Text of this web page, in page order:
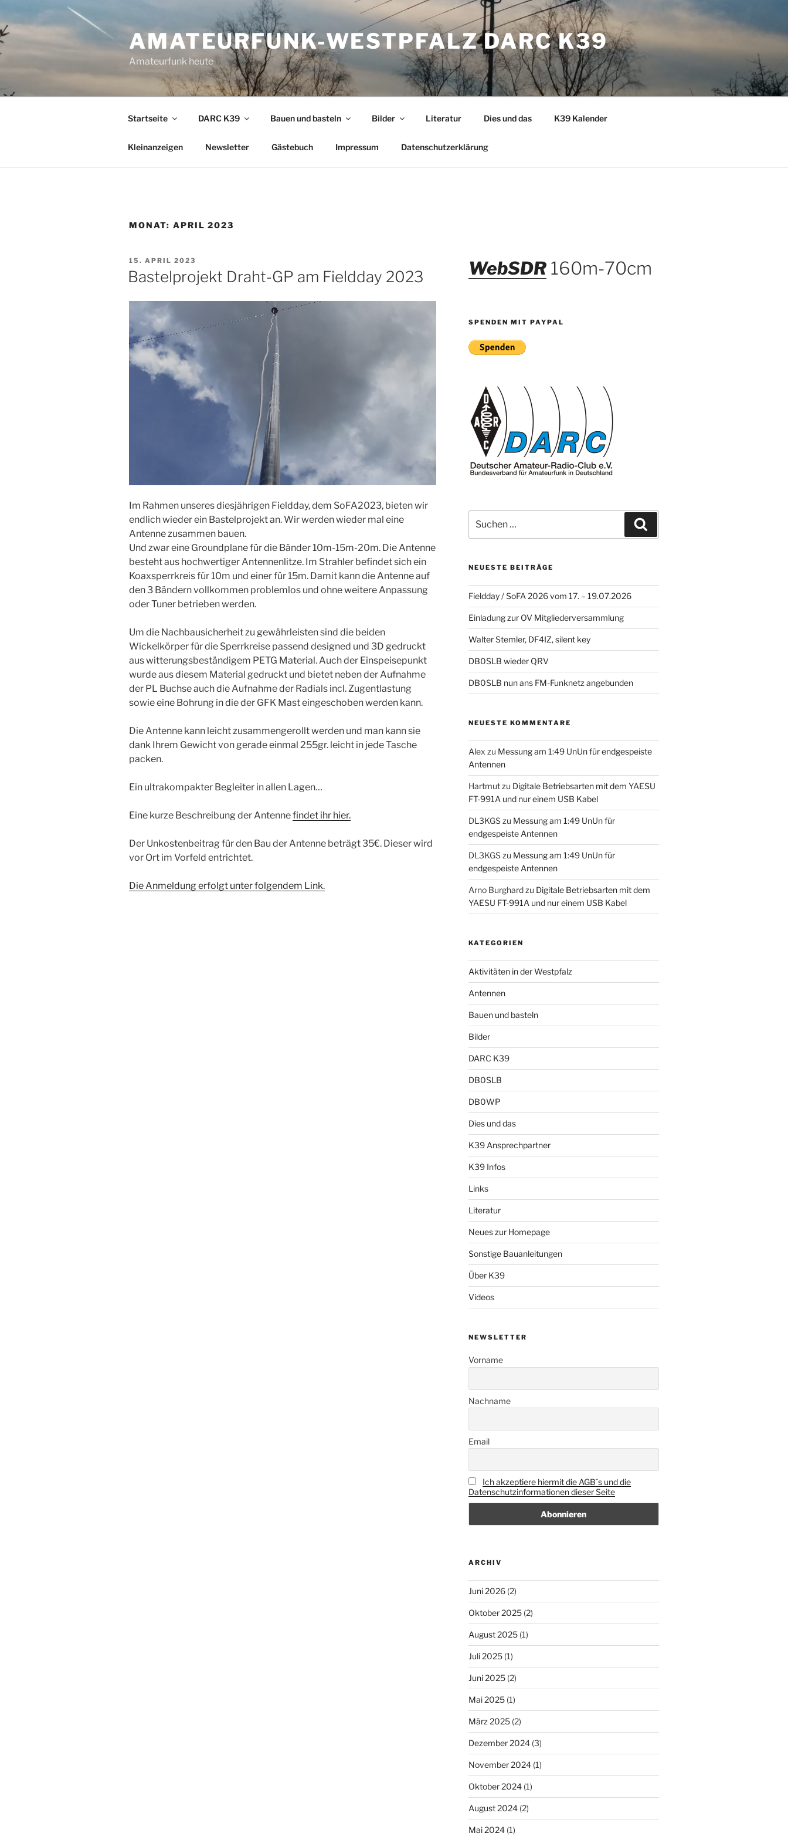
Inhalt
springen
AMATEURFUNK-WESTPFALZ DARC K39
Amateurfunk heute
Startseite DARC K39 Bauen und basteln Bilder Literatur Dies und das K39 Kalender
Kleinanzeigen Newsletter Gästebuch Impressum Datenschutzerklärung
MONAT: APRIL 2023
VERÖFFENTLICHT
AM
15. APRIL 2023
Bastelprojekt Draht-GP am Fieldday 2023
Im Rahmen unseres diesjährigen Fieldday, dem SoFA2023, bieten wir
endlich wieder ein Bastelprojekt an. Wir werden wieder mal eine
Antenne zusammen bauen.
Und zwar eine Groundplane für die Bänder 10m-15m-20m. Die Antenne
besteht aus hochwertiger Antennenlitze. Im Strahler befindet sich ein
Koaxsperrkreis für 10m und einer für 15m. Damit kann die Antenne auf
den 3 Bändern vollkommen problemlos und ohne weitere Anpassung
oder Tuner betrieben werden.
Um die Nachbausicherheit zu gewährleisten sind die beiden
Wickelkörper für die Sperrkreise passend designed und 3D gedruckt
aus witterungsbeständigem PETG Material. Auch der Einspeisepunkt
wurde aus diesem Material gedruckt und bietet neben der Aufnahme
der PL Buchse auch die Aufnahme der Radials incl. Zugentlastung
sowie eine Bohrung in die der GFK Mast eingeschoben werden kann.
Die Antenne kann leicht zusammengerollt werden und man kann sie
dank Ihrem Gewicht von gerade einmal 255gr. leicht in jede Tasche
packen.
Ein ultrakompakter Begleiter in allen Lagen…
Eine kurze Beschreibung der Antennefindet ihr hier.
Der Unkostenbeitrag für den Bau der Antenne beträgt 35€. Dieser wird
vor Ort im Vorfeld entrichtet.
Die Anmeldung erfolgt unter folgendem Link.
WebSDR160m-70cm
SPENDEN MIT PAYPAL
nach:
NEUESTE BEITRÄGE
Fieldday / SoFA 2026 vom 17. – 19.07.2026
Einladung zur OV Mitgliederversammlung
Walter Stemler, DF4IZ, silent key
DB0SLB wieder QRV
DB0SLB nun ans FM-Funknetz angebunden
NEUESTE KOMMENTARE
Alex zu Messung am 1:49 UnUn für endgespeiste
Antennen
Hartmutzu Digitale Betriebsarten mit dem YAESU
FT-991A und nur einem USB Kabel
DL3KGSzu Messung am 1:49 UnUn für
endgespeiste Antennen
DL3KGSzu Messung am 1:49 UnUn für
endgespeiste Antennen
Arno Burghardzu Digitale Betriebsarten mit dem
YAESU FT-991A und nur einem USB Kabel
KATEGORIEN
Aktivitäten in der Westpfalz
Antennen
Bauen und basteln
Bilder
DARC K39
DB0SLB
DB0WP
Dies und das
K39 Ansprechpartner
K39 Infos
Links
Literatur
Neues zur Homepage
Sonstige Bauanleitungen
Über K39
Videos
NEWSLETTER
Vorname
Nachname
Email
Ich akzeptiere hiermit die AGB´s und die
Datenschutzinformationen dieser Seite
ARCHIV
Juni 2026(2)
Oktober 2025(2)
August 2025(1)
Juli 2025(1)
Juni 2025(2)
Mai 2025(1)
März 2025(2)
Dezember 2024(3)
November 2024(1)
Oktober 2024(1)
August 2024(2)
Mai 2024(1)